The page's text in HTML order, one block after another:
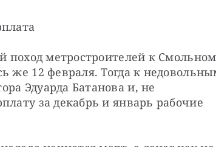
поход метростроителей к
же 12 февраля. Тогда к
Эдуарда Батанова и, не
за декабрь и январь рабочие